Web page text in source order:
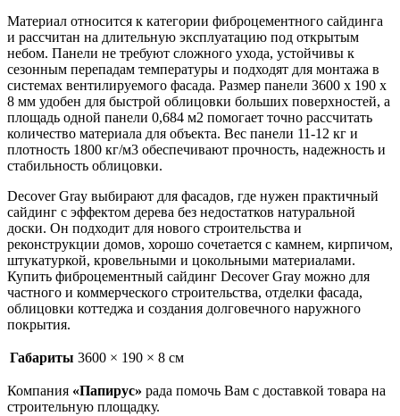
Материал относится к категории фиброцементного сайдинга
и рассчитан на длительную эксплуатацию под открытым
небом. Панели не требуют сложного ухода, устойчивы к
сезонным перепадам температуры и подходят для монтажа в
системах вентилируемого фасада. Размер панели 3600 х 190 х
8 мм удобен для быстрой облицовки больших поверхностей, а
площадь одной панели 0,684 м2 помогает точно рассчитать
количество материала для объекта. Вес панели 11-12 кг и
плотность 1800 кг/м3 обеспечивают прочность, надежность и
стабильность облицовки.
Decover Gray выбирают для фасадов, где нужен практичный
сайдинг с эффектом дерева без недостатков натуральной
доски. Он подходит для нового строительства и
реконструкции домов, хорошо сочетается с камнем, кирпичом,
штукатуркой, кровельными и цокольными материалами.
Купить фиброцементный сайдинг Decover Gray можно для
частного и коммерческого строительства, отделки фасада,
облицовки коттеджа и создания долговечного наружного
покрытия.
Габариты 3600 × 190 × 8 см
Компания «Папирус» рада помочь Вам с доставкой товара на
строительную площадку.